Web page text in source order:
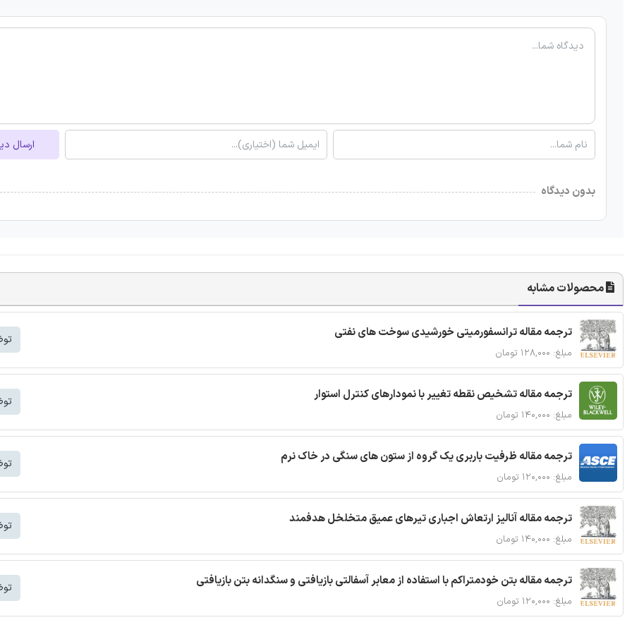
ارسال
بدون دیدگاه
محصولات مشابه
ترجمه مقاله ترانسفورمیتی خورشیدی سوخت های نفتی
مبلغ: ۱۲۸,۰۰۰ تومان
ترجمه مقاله تشخیص نقطه تغییر با نمودارهای کنترل استوار
مبلغ: ۱۴۰,۰۰۰ تومان
ترجمه مقاله ظرفیت باربری یک گروه از ستون های سنگی در خاک نرم
مبلغ: ۱۲۰,۰۰۰ تومان
ترجمه مقاله آنالیز ارتعاش اجباری تیرهای عمیق متخلخل هدفمند
مبلغ: ۱۴۰,۰۰۰ تومان
ترجمه مقاله بتن خودمتراکم با استفاده از معابر آسفالتی بازیافتی و سنگدانه بتن بازیافتی
مبلغ: ۱۲۰,۰۰۰ تومان